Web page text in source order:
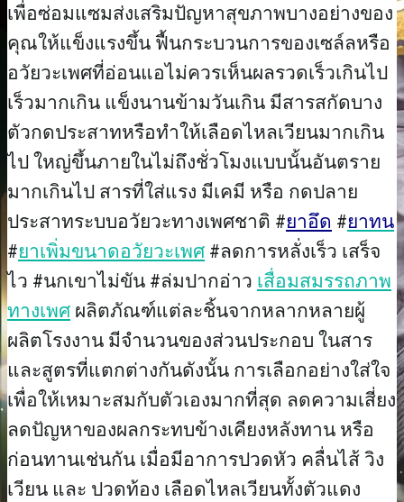
เพื่อซ่อมแซมส่งเสริมปัญหาสุขภาพบางอย่างของ
คุณให้แข็งแรงขึ้น ฟื้นกระบวนการของเซล์ลหรือ
อวัยวะเพศที่อ่อนแอไม่ควรเห็นผลรวดเร็วเกินไป
เร็วมากเกิน แข็งนานข้ามวันเกิน มีสารสกัดบาง
ตัวกดประสาทหรือทำให้เลือดไหลเวียนมากเกิน
ไป ใหญ่ขึ้นภายในไม่ถึงชั่วโมงแบบนั้นอันตราย
มากเกินไป สารที่ใส่แรง มีเคมี หรือ กดปลาย
ประสาทระบบอวัยวะทางเพศชาติ #ยาอึด #ยาทน
#ยาเพิ่มขนาดอวัยวะเพศ #ลดการหลั่งเร็ว เสร็จ
ไว #นกเขาไม่ขัน #ล่มปากอ่าว เสื่อมสมรรถภาพ
ทางเพศ ผลิตภัณฑ์แต่ละชิ้นจากหลากหลายผู้
ผลิตโรงงาน มีจำนวนของส่วนประกอบ ในสาร
และสูตรที่แตกต่างกันดังนั้น การเลือกอย่างใส่ใจ
เพื่อให้เหมาะสมกับตัวเองมากที่สุด ลดความเสี่ยง
ลดปัญหาของผลกระทบข้างเคียงหลังทาน หรือ
ก่อนทานเช่นกัน เมื่อมีอาการปวดหัว คลื่นไส้ วิง
เวียน และ ปวดท้อง เลือดไหลเวียนทั้งตัวแดง